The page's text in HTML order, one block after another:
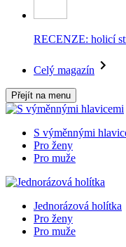
RECENZE: holicí
Celý magazín
Přejít na menu
S výměnnými
Pro ženy
Pro muže
Jednorázová holítka
Pro ženy
Pro muže